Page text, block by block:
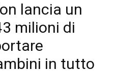
lancia un
milioni di
in tutto